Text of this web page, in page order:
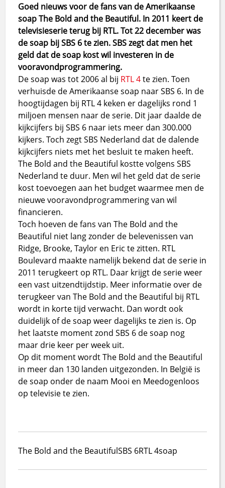
Goed nieuws voor de fans van de Amerikaanse
soap The Bold and the Beautiful. In 2011 keert de
televisieserie terug bij RTL. Tot 22 december was
de soap bij SBS 6 te zien. SBS zegt dat men het
geld dat de soap kost wil investeren in de
vooravondprogrammering.
De soap was tot 2006 al bij RTL 4te zien. Toen
verhuisde de Amerikaanse soap naar SBS 6. In de
hoogtijdagen bij RTL 4 keken er dagelijks rond 1
miljoen mensen naar de serie. Dit jaar daalde de
kijkcijfers bij SBS 6 naar iets meer dan 300.000
kijkers. Toch zegt SBS Nederland dat de dalende
kijkcijfers niets met het besluit te maken heeft.
The Bold and the Beautiful kostte volgens SBS
Nederland te duur. Men wil het geld dat de serie
kost toevoegen aan het budget waarmee men de
nieuwe vooravondprogrammering van wil
financieren.
Toch hoeven de fans van The Bold and the
Beautiful niet lang zonder de belevenissen van
Ridge, Brooke, Taylor en Eric te zitten. RTL
Boulevard maakte namelijk bekend dat de serie in
2011 terugkeert op RTL. Daar krijgt de serie weer
een vast uitzendtijdstip. Meer informatie over de
terugkeer van The Bold and the Beautiful bij RTL
wordt in korte tijd verwacht. Dan wordt ook
duidelijk of de soap weer dagelijks te zien is. Op
het laatste moment zond SBS 6 de soap nog
maar drie keer per week uit.
Op dit moment wordt The Bold and the Beautiful
in meer dan 130 landen uitgezonden. In België is
de soap onder de naam Mooi en Meedogenloos
op televisie te zien.
The Bold and the BeautifulSBS 6RTL 4soap